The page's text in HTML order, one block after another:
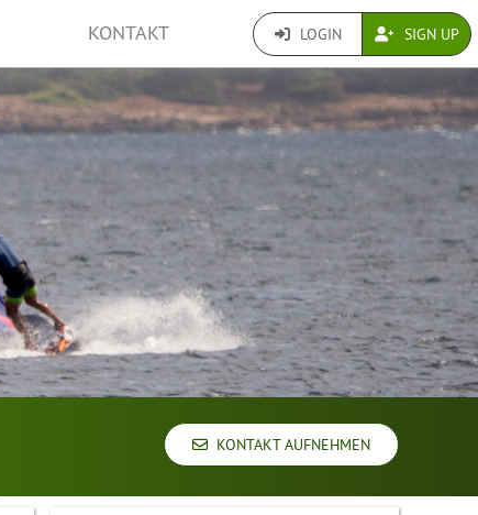
KONTAKT LOGIN SIGN UP
KONTAKT AUFNEHMEN